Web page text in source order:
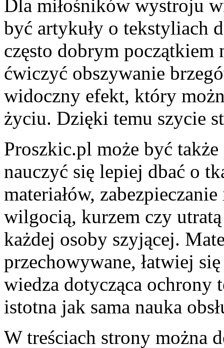
Dla miłośników wystroju
być artykuły o tekstyliach
często dobrym początkiem
ćwiczyć obszywanie
widoczny efekt, który
życiu. Dzięki temu szycie
Proszkic.pl może być
nauczyć się lepiej dbać o
materiałów,
wilgocią, kurzem czy
każdej osoby szyjącej.
przechowywane, łatwiej
wiedza dotycząca
istotna jak sama nauka
W treściach strony można